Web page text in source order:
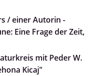
/ einer Autorin -
Eine Frage der Zeit,
mit Peder W.
Kicaj"